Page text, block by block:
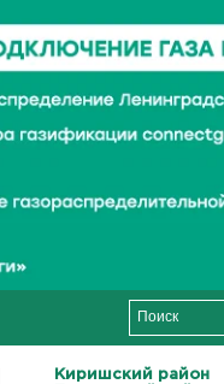
Киришский район